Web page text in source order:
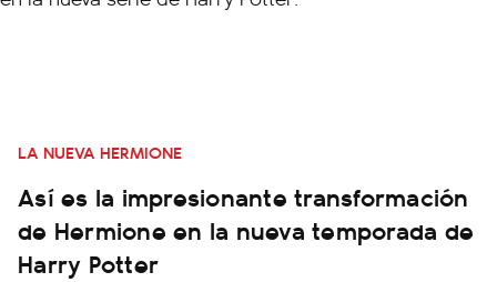
LA NUEVA HERMIONE
Así es la impresionante transformación
de Hermione en la nueva temporada de
Harry Potter